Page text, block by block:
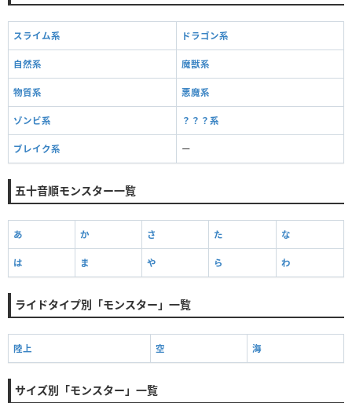
スライム系 ドラゴン系
自然系 魔獣系
物質系 悪魔系
ゾンビ系 ？？？系
ブレイク系 ー
五十音順モンスター一覧
あ か さ た な
は ま や ら わ
ライドタイプ別「モンスター」一覧
陸上 空 海
サイズ別「モンスター」一覧